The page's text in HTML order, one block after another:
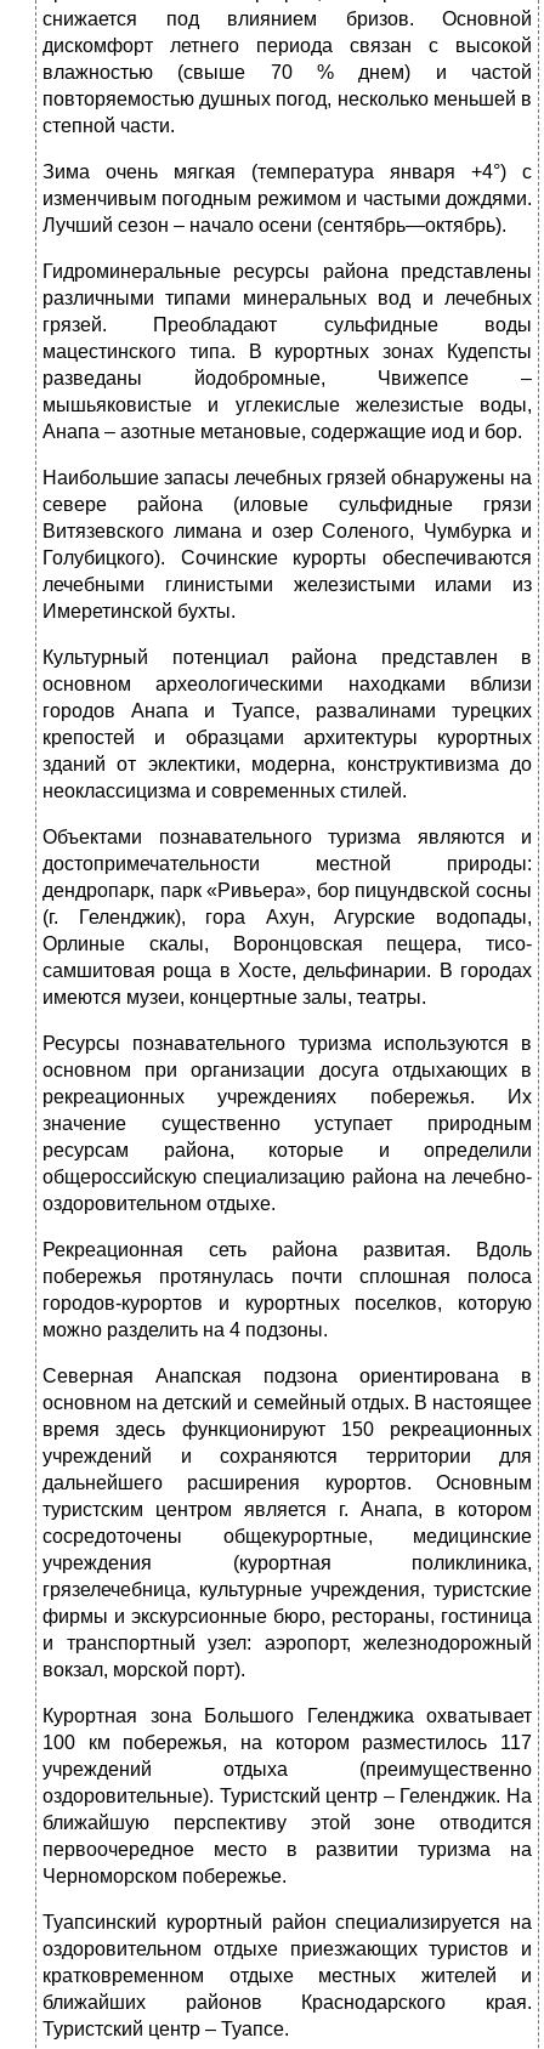
снижается под влиянием бризов. Основной
дискомфорт летнего периода связан с высокой
влажностью (свыше 70 % днем) и частой
повторяемостью душных погод, несколько меньшей в
степной части.
Зима очень мягкая (температура января +4°) с
изменчивым погодным режимом и частыми дождями.
Лучший сезон – начало осени (сентябрь—октябрь).
Гидроминеральные ресурсы района представлены
различными типами минеральных вод и лечебных
грязей. Преобладают сульфидные воды
мацестинского типа. В курортных зонах Кудепсты
разведаны йодобромные, Чвижепсе –
мышьяковистые и углекислые железистые воды,
Анапа – азотные метановые, содержащие иод и бор.
Наибольшие запасы лечебных грязей обнаружены на
севере района (иловые сульфидные грязи
Витязевского лимана и озер Соленого, Чумбурка и
Голубицкого). Сочинские курорты обеспечиваются
лечебными глинистыми железистыми илами из
Имеретинской бухты.
Культурный потенциал района представлен в
основном археологическими находками вблизи
городов Анапа и Туапсе, развалинами турецких
крепостей и образцами архитектуры курортных
зданий от эклектики, модерна, конструктивизма до
неоклассицизма и современных стилей.
Объектами познавательного туризма являются и
достопримечательности местной природы:
дендропарк, парк «Ривьера», бор пицундвской сосны
(г. Геленджик), гора Ахун, Агурские водопады,
Орлиные скалы, Воронцовская пещера, тисо-
самшитовая роща в Хосте, дельфинарии. В городах
имеются музеи, концертные залы, театры.
Ресурсы познавательного туризма используются в
основном при организации досуга отдыхающих в
рекреационных учреждениях побережья. Их
значение существенно уступает природным
ресурсам района, которые и определили
общероссийскую специализацию района на лечебно-
оздоровительном отдыхе.
Рекреационная сеть района развитая. Вдоль
побережья протянулась почти сплошная полоса
городов-курортов и курортных поселков, которую
можно разделить на 4 подзоны.
Северная Анапская подзона ориентирована в
основном на детский и семейный отдых. В настоящее
время здесь функционируют 150 рекреационных
учреждений и сохраняются территории для
дальнейшего расширения курортов. Основным
туристским центром является г. Анапа, в котором
сосредоточены общекурортные, медицинские
учреждения (курортная поликлиника,
грязелечебница, культурные учреждения, туристские
фирмы и экскурсионные бюро, рестораны, гостиница
и транспортный узел: аэропорт, железнодорожный
вокзал, морской порт).
Курортная зона Большого Геленджика охватывает
100 км побережья, на котором разместилось 117
учреждений отдыха (преимущественно
оздоровительные). Туристский центр – Геленджик. На
ближайшую перспективу этой зоне отводится
первоочередное место в развитии туризма на
Черноморском побережье.
Туапсинский курортный район специализируется на
оздоровительном отдыхе приезжающих туристов и
кратковременном отдыхе местных жителей и
ближайших районов Краснодарского края.
Туристский центр – Туапсе.